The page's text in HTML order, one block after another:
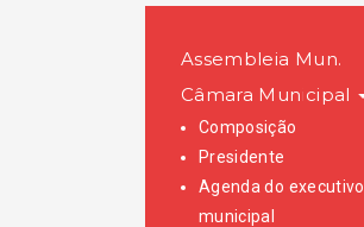
Assembleia Mun.
Câmara Municipal
Composição
Presidente
Agenda do executivo
municipal